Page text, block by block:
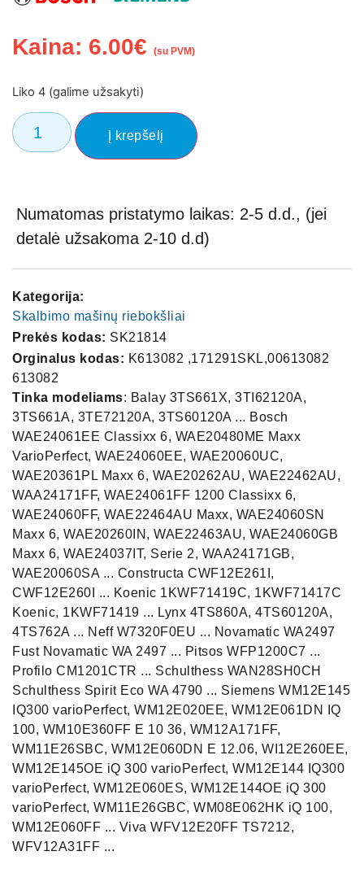
Kaina: 6.00€ (su PVM)
Liko 4 (galime užsakyti)
Į krepšelį
Numatomas pristatymo laikas: 2-5 d.d., (jei
detalė užsakoma 2-10 d.d)
Kategorija:
Skalbimo mašinų riebokšliai
Prekės kodas: SK21814
Orginalus kodas: K613082 ,171291SKL,00613082
613082
Tinka modeliams: Balay 3TS661X, 3TI62120A,
3TS661A, 3TE72120A, 3TS60120A ... Bosch
WAE24061EE Classixx 6, WAE20480ME Maxx
VarioPerfect, WAE24060EE, WAE20060UC,
WAE20361PL Maxx 6, WAE20262AU, WAE22462AU,
WAA24171FF, WAE24061FF 1200 Classixx 6,
WAE24060FF, WAE22464AU Maxx, WAE24060SN
Maxx 6, WAE20260IN, WAE22463AU, WAE24060GB
Maxx 6, WAE24037IT, Serie 2, WAA24171GB,
WAE20060SA ... Constructa CWF12E261I,
CWF12E260I ... Koenic 1KWF71419C, 1KWF71417C
Koenic, 1KWF71419 ... Lynx 4TS860A, 4TS60120A,
4TS762A ... Neff W7320F0EU ... Novamatic WA2497
Fust Novamatic WA 2497 ... Pitsos WFP1200C7 ...
Profilo CM1201CTR ... Schulthess WAN28SH0CH
Schulthess Spirit Eco WA 4790 ... Siemens WM12E145
IQ300 varioPerfect, WM12E020EE, WM12E061DN IQ
100, WM10E360FF E 10 36, WM12A171FF,
WM11E26SBC, WM12E060DN E 12.06, WI12E260EE,
WM12E145OE iQ 300 varioPerfect, WM12E144 IQ300
varioPerfect, WM12E060ES, WM12E144OE iQ 300
varioPerfect, WM11E26GBC, WM08E062HK iQ 100,
WM12E060FF ... Viva WFV12E20FF TS7212,
WFV12A31FF ...